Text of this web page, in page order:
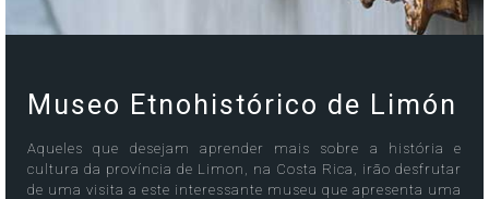
Museo Etnohistórico de Limón
Aqueles que desejam aprender mais sobre a história e
cultura da província de Limon, na Costa Rica, irão desfrutar
de uma visita a este interessante museu que apresenta uma